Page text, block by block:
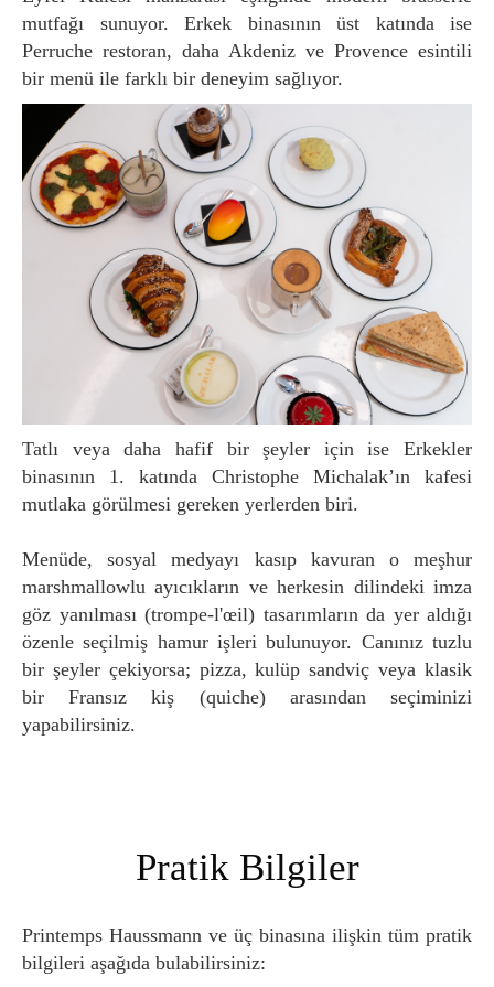
mutfağı sunuyor. Erkek binasının üst katında ise
Perruche restoran, daha Akdeniz ve Provence esintili
bir menü ile farklı bir deneyim sağlıyor.
Tatlı veya daha hafif bir şeyler için ise Erkekler
binasının 1. katında Christophe Michalak’ın kafesi
mutlaka görülmesi gereken yerlerden biri.
Menüde, sosyal medyayı kasıp kavuran o meşhur
marshmallowlu ayıcıkların ve herkesin dilindeki imza
göz yanılması (trompe-l'œil) tasarımların da yer aldığı
özenle seçilmiş hamur işleri bulunuyor. Canınız tuzlu
bir şeyler çekiyorsa; pizza, kulüp sandviç veya klasik
bir Fransız kiş (quiche) arasından seçiminizi
yapabilirsiniz.
Pratik Bilgiler
Printemps Haussmann ve üç binasına ilişkin tüm pratik
bilgileri aşağıda bulabilirsiniz: